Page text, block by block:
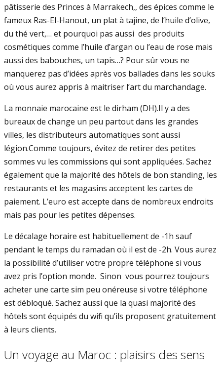
pâtisserie des Princes à Marrakech,, des épices comme le
fameux Ras-El-Hanout, un plat à tajine, de l’huile d’olive,
du thé vert,… et pourquoi pas aussi des produits
cosmétiques comme l’huile d’argan ou l’eau de rose mais
aussi des babouches, un tapis…? Pour sûr vous ne
manquerez pas d’idées après vos ballades dans les souks
où vous aurez appris à maitriser l’art du marchandage.
La monnaie marocaine est le dirham (DH).Il y a des
bureaux de change un peu partout dans les grandes
villes, les distributeurs automatiques sont aussi
légion.Comme toujours, évitez de retirer des petites
sommes vu les commissions qui sont appliquées. Sachez
également que la majorité des hôtels de bon standing, les
restaurants et les magasins acceptent les cartes de
paiement. L’euro est accepte dans de nombreux endroits
mais pas pour les petites dépenses.
Le décalage horaire est habituellement de -1h sauf
pendant le temps du ramadan où il est de -2h. Vous aurez
la possibilité d’utiliser votre propre téléphone si vous
avez pris l’option monde. Sinon vous pourrez toujours
acheter une carte sim peu onéreuse si votre téléphone
est débloqué. Sachez aussi que la quasi majorité des
hôtels sont équipés du wifi qu’ils proposent gratuitement
à leurs clients.
Un voyage au Maroc : plaisirs des sens